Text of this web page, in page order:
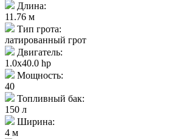
Длина:
11.76 м
Тип грота:
латированный грот
Двигатель:
1.0x40.0 hp
Мощность:
40
Топливный бак:
150 л
Ширина:
4 м